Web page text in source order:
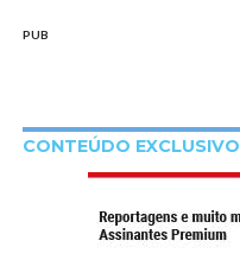
PUB
CONTEÚDO EXCLUSIVO